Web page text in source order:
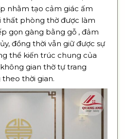
nhằm tạo cảm giác ấm
thất phòng thờ được làm
gọn gàng bằng gỗ , đảm
đồng thời vẫn giữ được sự
thể kiến trúc chung của
gian thờ tự trang
thời gian.